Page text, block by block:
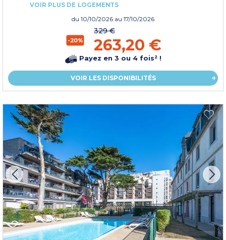
VOIR PLUS DE LOGEMENTS
du 10/10/2026 au 17/10/2026
-20%
329 €
263,20 €
Payez en 3 ou 4 fois² !
VOIR LES DISPONIBILITÉS